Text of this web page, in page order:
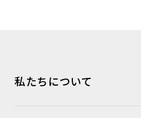
私たちについて